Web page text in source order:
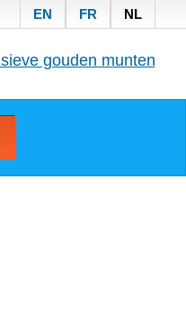
EN FR NL
gouden munten